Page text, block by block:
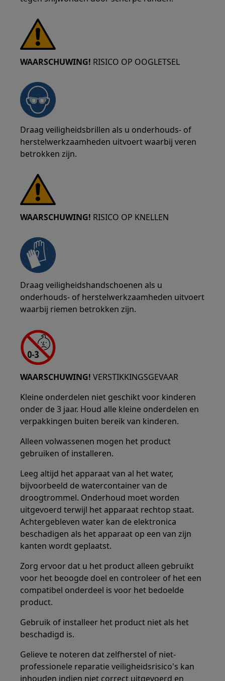
WAARSCHUWING! RISICO OP OOGLETSEL
Draag veiligheidsbrillen als u onderhouds- of
herstelwerkzaamheden uitvoert waarbij veren
betrokken zijn.
WAARSCHUWING! RISICO OP KNELLEN
Draag veiligheidshandschoenen als u
onderhouds- of herstelwerkzaamheden uitvoert
waarbij riemen betrokken zijn.
WAARSCHUWING! VERSTIKKINGSGEVAAR
Kleine onderdelen niet geschikt voor kinderen
onder de 3 jaar. Houd alle kleine onderdelen en
verpakkingen buiten bereik van kinderen.
Alleen volwassenen mogen het product
gebruiken of installeren.
Leeg altijd het apparaat van al het water,
bijvoorbeeld de watercontainer van de
droogtrommel. Onderhoud moet worden
uitgevoerd terwijl het apparaat rechtop staat.
Achtergebleven water kan de elektronica
beschadigen als het apparaat op een van zijn
kanten wordt geplaatst.
Zorg ervoor dat u het product alleen gebruikt
voor het beoogde doel en controleer of het een
compatibel onderdeel is voor het bedoelde
product.
Gebruik of installeer het product niet als het
beschadigd is.
Gelieve te noteren dat zelfherstel of niet-
professionele reparatie veiligheidsrisico's kan
inhouden indien niet correct uitgevoerd en